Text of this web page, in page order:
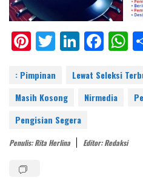
Pi
nt
er
e
st
T
w
itt
er
Li
n
k
e
dI
n
F
ac
e
b
o
h
s
p
: Pimpinan Lewat Seleksi
Masih Kosong
Nirmedia
Pengisian Segera
Penulis: Rita Herlina Editor: Redaksi